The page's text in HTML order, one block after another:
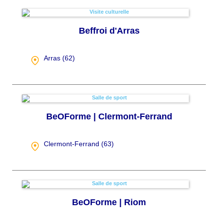
Beffroi d'Arras
Arras (62)
BeOForme | Clermont-Ferrand
Clermont-Ferrand (63)
BeOForme | Riom